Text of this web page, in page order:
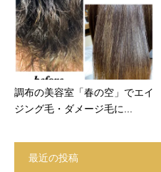
調布の美容室「春の空」でエイ
ジング毛・ダメージ毛に...
最近の投稿